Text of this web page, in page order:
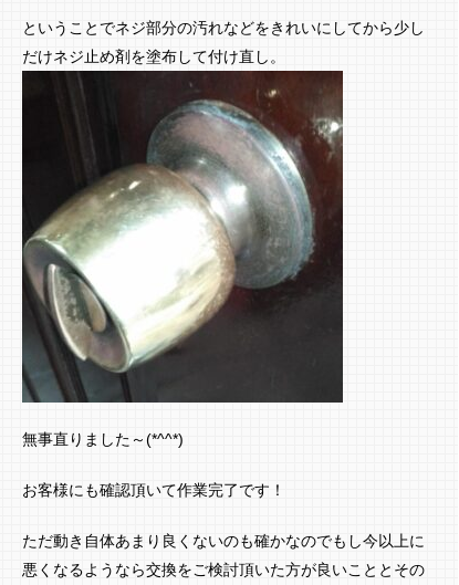
ということでネジ部分の汚れなどをきれいにしてから少し
だけネジ止め剤を塗布して付け直し。
無事直りました～(*^^*)
お客様にも確認頂いて作業完了です！
ただ動き自体あまり良くないのも確かなのでもし今以上に
悪くなるようなら交換をご検討頂いた方が良いこととその